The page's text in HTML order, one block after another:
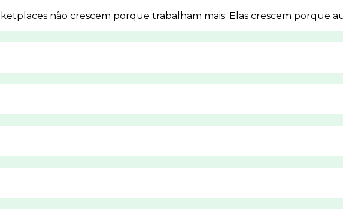
não crescem porque trabalham mais. Elas crescem porque